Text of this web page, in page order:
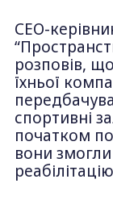
СЕО-
розповів,
їхньої
спортивні
початком
вони змогли